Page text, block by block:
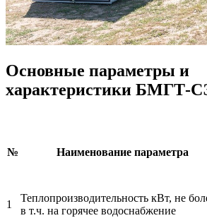
Основные параметры и
характеристики БМГТ-
№ Наименование параметра
1
Теплопроизводительность кВт, не
в т.ч. на горячее водоснабжение